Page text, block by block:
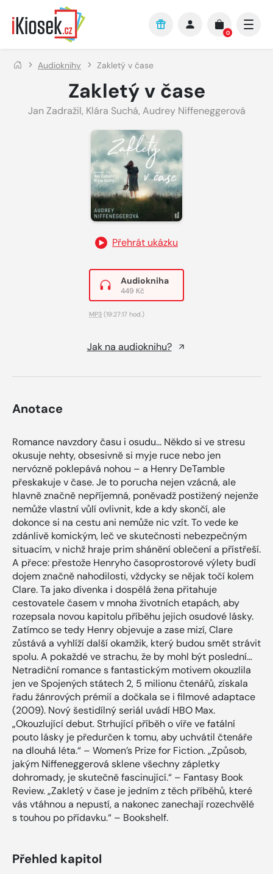
Přejít na hlavní obsah
0
Audioknihy Zakletý v čase
Zakletý v čase
Jan Zadražil, Klára Suchá, Audrey Niffeneggerová
Přehrát ukázku
Audiokniha
449 Kč
MP3 (19:27:17 hod.)
Jak na audioknihu?
Anotace
Romance navzdory času i osudu... Někdo si ve stresu
okusuje nehty, obsesivně si myje ruce nebo jen
nervózně poklepává nohou – a Henry DeTamble
přeskakuje v čase. Je to porucha nejen vzácná, ale
hlavně značně nepříjemná, poněvadž postižený nejenže
nemůže vlastní vůlí ovlivnit, kde a kdy skončí, ale
dokonce si na cestu ani nemůže nic vzít. To vede ke
zdánlivě komickým, leč ve skutečnosti nebezpečným
situacím, v nichž hraje prim shánění oblečení a přístřeší.
A přece: přestože Henryho časoprostorové výlety budí
dojem značně nahodilosti, vždycky se nějak točí kolem
Clare. Ta jako dívenka i dospělá žena přitahuje
cestovatele časem v mnoha životních etapách, aby
rozepsala novou kapitolu příběhu jejich osudové lásky.
Zatímco se tedy Henry objevuje a zase mizí, Clare
zůstává a vyhlíží další okamžik, který budou smět strávit
spolu. A pokaždé ve strachu, že by mohl být poslední…
Netradiční romance s fantastickým motivem okouzlila
jen ve Spojených státech 2, 5 milionu čtenářů, získala
řadu žánrových prémií a dočkala se i filmové adaptace
(2009). Nový šestidílný seriál uvádí HBO Max.
„Okouzlující debut. Strhující příběh o víře ve fatální
pouto lásky je předurčen k tomu, aby uchvátil čtenáře
na dlouhá léta.“ – Women’s Prize for Fiction. „Způsob,
jakým Niffeneggerová sklene všechny zápletky
dohromady, je skutečně fascinující.“ – Fantasy Book
Review. „Zakletý v čase je jedním z těch příběhů, které
vás vtáhnou a nepustí, a nakonec zanechají rozechvělé
s touhou po přídavku.“ – Bookshelf.
Přehled kapitol